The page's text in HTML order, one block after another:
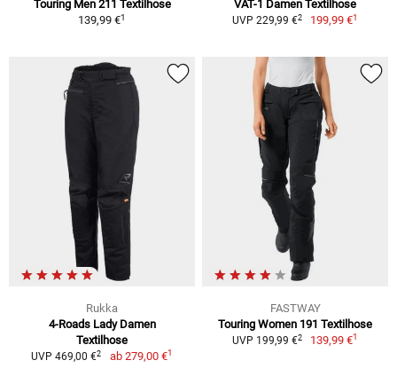
Touring Men 211 Textilhose
139,99 €1
VAT-1 Damen Textilhose
UVP 229,99 €2 199,99 €1
Rukka
4-Roads Lady Damen
Textilhose
UVP 469,00 €2 ab 279,00 €1
FASTWAY
Touring Women 191 Textilhose
UVP 199,99 €2 139,99 €1